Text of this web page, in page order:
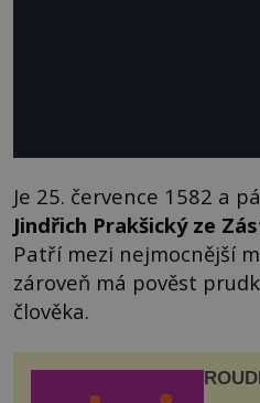
Je 25. července 1582 a
Jindřich Prakšický ze
Patří mezi nejmocnější
zároveň má pověst
člověka.